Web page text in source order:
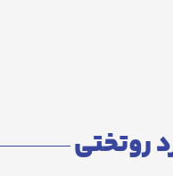
روتختی